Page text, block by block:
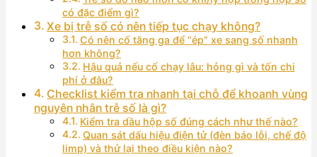
có đặc điểm gì?
Xe bị trễ số có nên tiếp tục chạy không?
Có nên cố tăng ga để “ép” xe sang số nhanh
hơn không?
Hậu quả nếu cố chạy lâu: hỏng gì và tốn chi
phí ở đâu?
Checklist kiểm tra nhanh tại chỗ để khoanh vùng
nguyên nhân trễ số là gì?
Kiểm tra dầu hộp số đúng cách như thế nào?
Quan sát dấu hiệu điện tử (đèn báo lỗi, chế độ
limp) và thử lại theo điều kiện nào?